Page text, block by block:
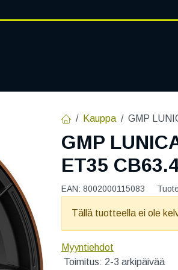
Kauppa GMP
GMP
ET35
EAN: 8002000115083
Tällä tuotteella ei ole
Myyntiehdot
Toimitus: 2-3 arkipäivää